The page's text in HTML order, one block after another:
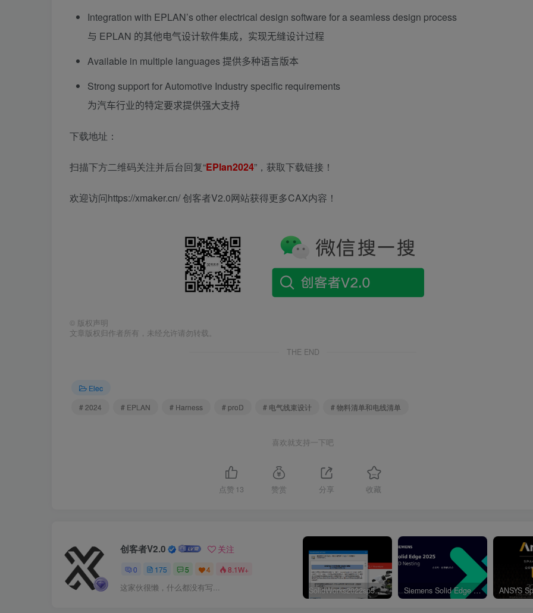
Integration with EPLAN’s other electrical design software for a seamless design process
与 EPLAN 的其他电气设计软件集成，实现无缝设计过程
Available in multiple languages提供多种语言版本
Strong support for Automotive Industry specific requirements
为汽车行业的特定要求提供强大支持
下载地址：
扫描下方二维码关注并后台回复“EPlan2024”，获取下载链接！
欢迎访问https://xmaker.cn/ 创客者V2.0网站获得更多CAX内容！
© 版权声明
文章版权归作者所有，未经允许请勿转载。
THE END
Elec
# 2024
# EPLAN # Harness # proD # 电气线束设计 # 物料清单和电线清单
喜欢就支持一下吧
点赞 13 赞赏 分享 收藏
创客者V2.0 关注
0 175 5 4 8.1W+
这家伙很懒，什么都没有写... SolidWorks2022sp5元旦特供绿色精简版 Siemens Solid Edge 2D Nesting 2025 Win64